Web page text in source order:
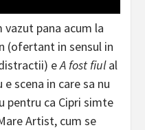
pana acum la
(ofertant in sensul in
eA fost fiulal
e scena in care sa nu
pentru ca Cipri simte
Artist, cum se